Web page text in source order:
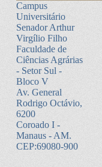
Campus
Universitário
Senador Arthur
Virgílio Filho
Faculdade de
Ciências Agrárias
- Setor Sul -
Bloco V
Av. General
Rodrigo Octávio,
6200
Coroado I -
Manaus - AM.
CEP:69080-900